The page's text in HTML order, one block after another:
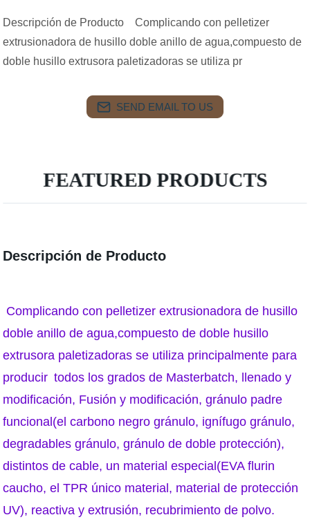
Descripción de Producto Complicando con pelletizer
extrusionadora de husillo doble anillo de agua,compuesto de
doble husillo extrusora paletizadoras se utiliza pr
SEND EMAIL TO US
FEATURED PRODUCTS
Descripción de Producto
Complicando con pelletizer extrusionadora de husillo
doble anillo de agua,compuesto de doble husillo
extrusora paletizadoras se utiliza principalmente para
producir todos los grados de Masterbatch, llenado y
modificación, Fusión y modificación, gránulo padre
funcional(el carbono negro gránulo, ignífugo gránulo,
degradables gránulo, gránulo de doble protección),
distintos de cable, un material especial(EVA flurin
caucho, el TPR único material, material de protección
UV), reactiva y extrusión, recubrimiento de polvo.